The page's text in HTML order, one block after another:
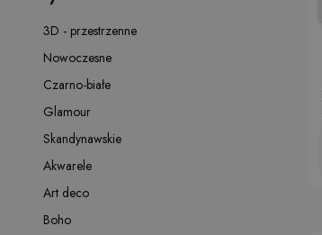
3D - przestrzenne
Nowoczesne
Czarno-białe
Glamour
Skandynawskie
Akwarele
Art deco
Boho